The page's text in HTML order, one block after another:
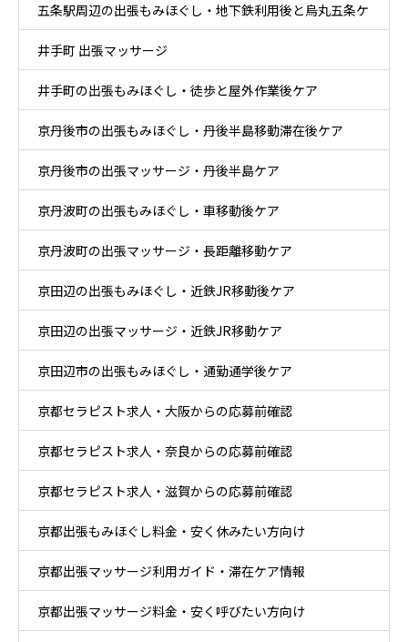
りケア
五条駅周辺の出張もみほぐし・地下鉄利用後と烏丸五条ケ
ア
井手町 出張マッサージ
井手町の出張もみほぐし・徒歩と屋外作業後ケア
京丹後市の出張もみほぐし・丹後半島移動滞在後ケア
京丹後市の出張マッサージ・丹後半島ケア
京丹波町の出張もみほぐし・車移動後ケア
京丹波町の出張マッサージ・長距離移動ケア
京田辺の出張もみほぐし・近鉄JR移動後ケア
京田辺の出張マッサージ・近鉄JR移動ケア
京田辺市の出張もみほぐし・通勤通学後ケア
京都セラピスト求人・大阪からの応募前確認
京都セラピスト求人・奈良からの応募前確認
京都セラピスト求人・滋賀からの応募前確認
京都出張もみほぐし料金・安く休みたい方向け
京都出張マッサージ利用ガイド・滞在ケア情報
京都出張マッサージ料金・安く呼びたい方向け